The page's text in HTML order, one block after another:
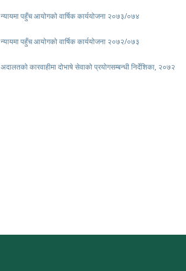
न्यायमा पहुँच आयोगको वार्षिक कार्ययोजना २०७३/०७४
न्यायमा पहुँच आयोगको वार्षिक कार्ययोजना २०७२/०७३
अदालतको कारवाहीमा दोभाषे सेवाको प्रयोगसम्बन्धी निर्देशिका, २०७२